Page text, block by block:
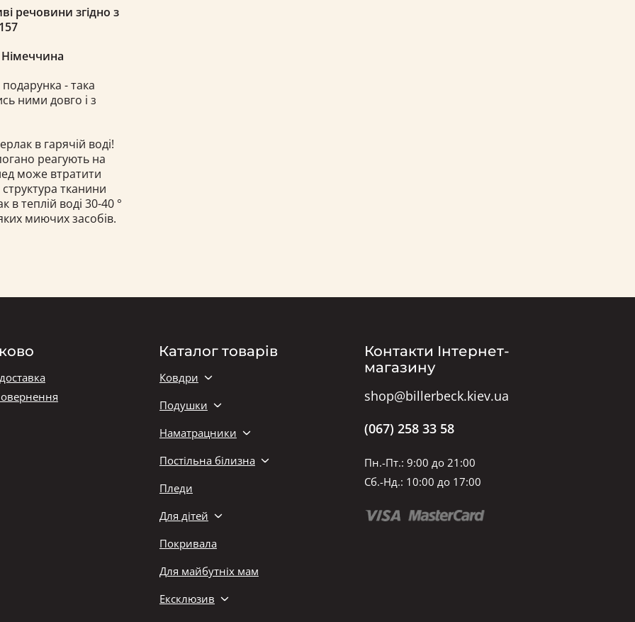
речовини згідно з
подарунка - така
ними довго і з
в гарячій воді!
реагують на
може втратити
тканини
теплій воді 30-40 °
миючих засобів.
Каталог товарів
Ковдри
Подушки
Наматрацники
Постільна білизна
Пледи
Для дітей
Покривала
Для майбутніх мам
Ексклюзив
Контакти Інтернет-
магазину
shop@billerbeck.kiev.ua
(067) 258 33 58
Пн.-Пт.: 9:00 до 21:00
Сб.-Нд.: 10:00 до 17:00